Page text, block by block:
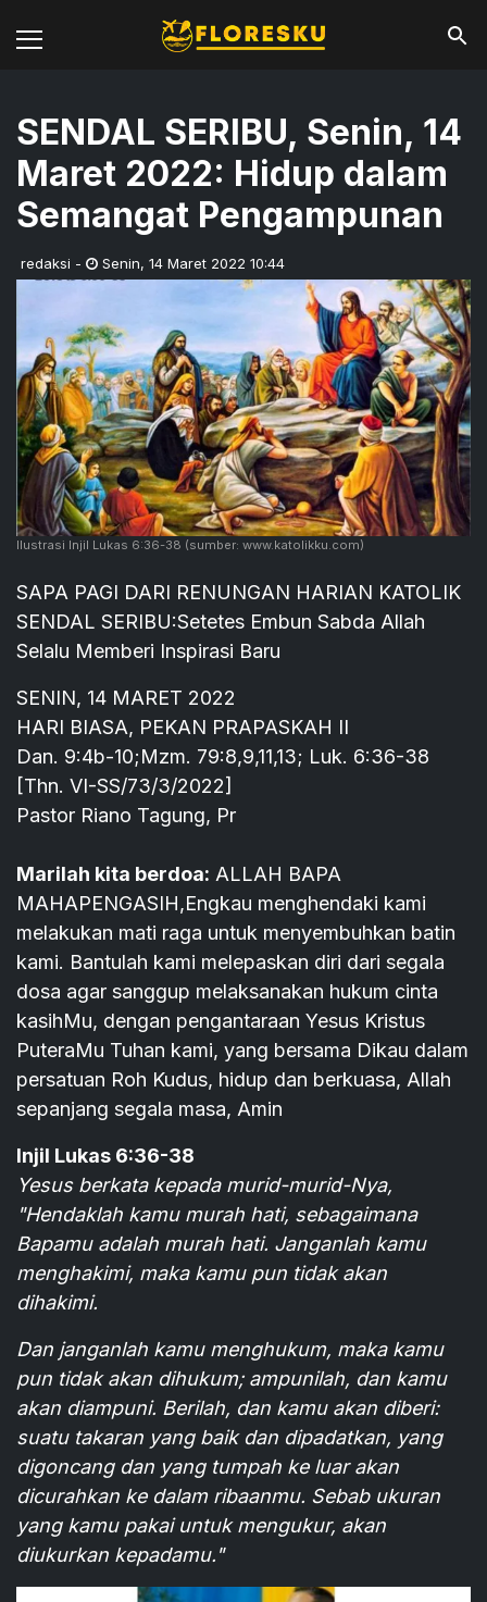
SENDAL SERIBU, Senin, 14
Maret 2022: Hidup dalam
Semangat Pengampunan
redaksi - Senin, 14 Maret 2022 10:44
Ilustrasi Injil Lukas 6:36-38 (sumber: www.katolikku.com)
SAPA PAGI DARI RENUNGAN HARIAN KATOLIK
SENDAL SERIBU:Setetes Embun Sabda Allah
Selalu Memberi Inspirasi Baru
SENIN, 14 MARET 2022
HARI BIASA, PEKAN PRAPASKAH II
Dan. 9:4b-10;Mzm. 79:8,9,11,13; Luk. 6:36-38
[Thn. VI-SS/73/3/2022]
Pastor Riano Tagung, Pr
Marilah kita berdoa: ALLAH BAPA
MAHAPENGASIH,Engkau menghendaki kami
melakukan mati raga untuk menyembuhkan batin
kami. Bantulah kami melepaskan diri dari segala
dosa agar sanggup melaksanakan hukum cinta
kasihMu, dengan pengantaraan Yesus Kristus
PuteraMu Tuhan kami, yang bersama Dikau dalam
persatuan Roh Kudus, hidup dan berkuasa, Allah
sepanjang segala masa, Amin
Injil Lukas 6:36-38
Yesus berkata kepada murid-murid-Nya,
"Hendaklah kamu murah hati, sebagaimana
Bapamu adalah murah hati. Janganlah kamu
menghakimi, maka kamu pun tidak akan
dihakimi.
Dan janganlah kamu menghukum, maka kamu
pun tidak akan dihukum; ampunilah, dan kamu
akan diampuni. Berilah, dan kamu akan diberi:
suatu takaran yang baik dan dipadatkan, yang
digoncang dan yang tumpah ke luar akan
dicurahkan ke dalam ribaanmu. Sebab ukuran
yang kamu pakai untuk mengukur, akan
diukurkan kepadamu."